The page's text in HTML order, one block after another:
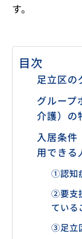
す。
目次
足立区の
グループ
介護）の
入居条件
用できる
①認知
②要支
ている
③足立